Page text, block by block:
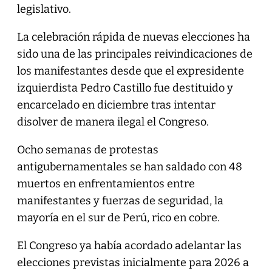
legislativo.
La celebración rápida de nuevas elecciones ha
sido una de las principales reivindicaciones de
los manifestantes desde que el expresidente
izquierdista Pedro Castillo fue destituido y
encarcelado en diciembre tras intentar
disolver de manera ilegal el Congreso.
Ocho semanas de protestas
antigubernamentales se han saldado con 48
muertos en enfrentamientos entre
manifestantes y fuerzas de seguridad, la
mayoría en el sur de Perú, rico en cobre.
El Congreso ya había acordado adelantar las
elecciones previstas inicialmente para 2026 a